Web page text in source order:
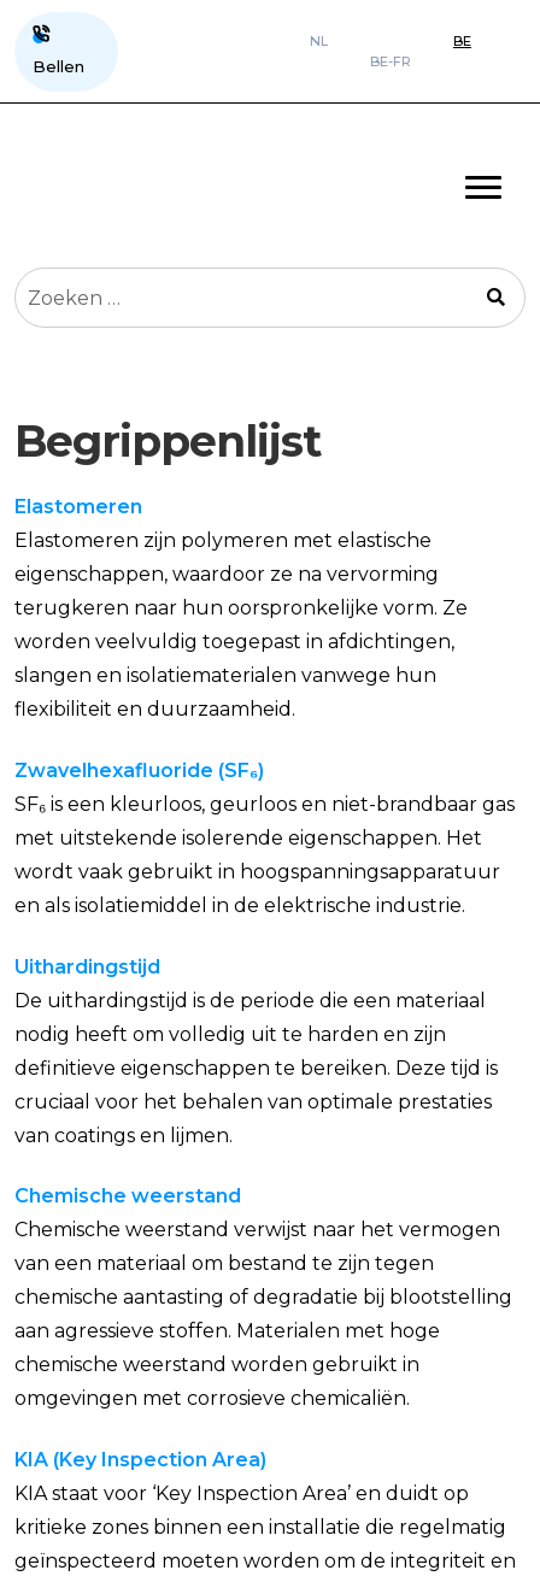
Bellen
NL
BE
BE-FR
Zoeken
naar:
Begrippenlijst
Elastomeren
Elastomeren zijn polymeren met elastische
eigenschappen, waardoor ze na vervorming
terugkeren naar hun oorspronkelijke vorm. Ze
worden veelvuldig toegepast in afdichtingen,
slangen en isolatiematerialen vanwege hun
flexibiliteit en duurzaamheid.
Zwavelhexafluoride (SF₆)
SF₆ is een kleurloos, geurloos en niet-brandbaar gas
met uitstekende isolerende eigenschappen. Het
wordt vaak gebruikt in hoogspanningsapparatuur
en als isolatiemiddel in de elektrische industrie.
Uithardingstijd
De uithardingstijd is de periode die een materiaal
nodig heeft om volledig uit te harden en zijn
definitieve eigenschappen te bereiken. Deze tijd is
cruciaal voor het behalen van optimale prestaties
van coatings en lijmen.
Chemische weerstand
Chemische weerstand verwijst naar het vermogen
van een materiaal om bestand te zijn tegen
chemische aantasting of degradatie bij blootstelling
aan agressieve stoffen. Materialen met hoge
chemische weerstand worden gebruikt in
omgevingen met corrosieve chemicaliën.
KIA (Key Inspection Area)
KIA staat voor ‘Key Inspection Area’ en duidt op
kritieke zones binnen een installatie die regelmatig
geïnspecteerd moeten worden om de integriteit en